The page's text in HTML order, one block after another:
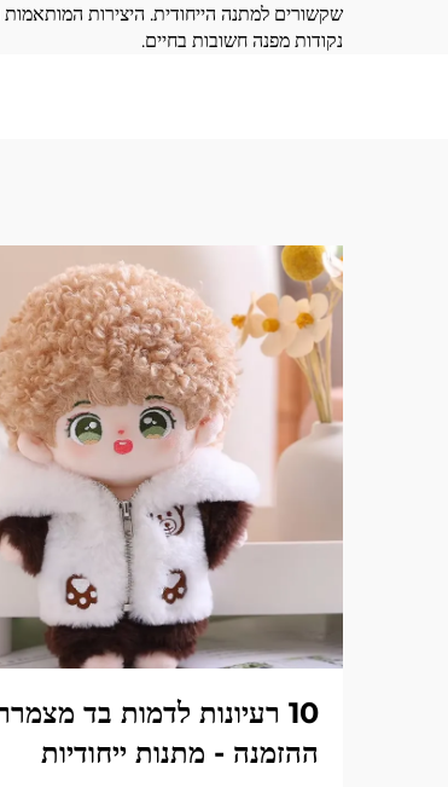
שקשורים למתנה הייחודית. היצירות
נקודות מפנה חשובות בחיים.
10 רעיונות לדמות בד
ההזמנה - מתנות ייחודיות